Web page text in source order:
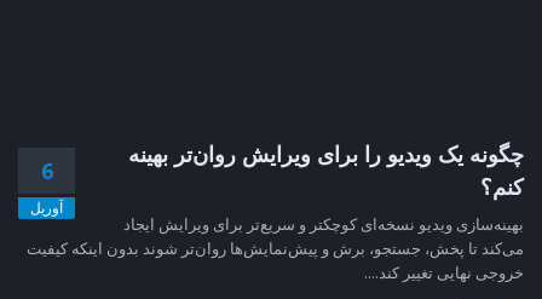
6
آوریل
چگونه یک ویدیو را برای ویرایش روان‌تر بهینه
کنم؟
بهینه‌سازی ویدیو نسخه‌ای کوچکتر و سریع‌تر برای ویرایش ایجاد
می‌کند تا پخش، جستجو، برش و پیش‌نمایش‌ها روان‌تر شوند بدون اینکه کیفیت
خروجی نهایی تغییر کند....